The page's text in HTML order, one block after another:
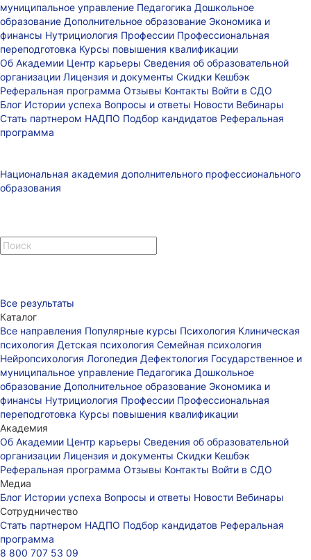
муниципальное управление Педагогика Дошкольное
образование Дополнительное образование Экономика и
финансы Нутрициология Профессии Профессиональная
переподготовка Курсы повышения квалификации
Об Академии Центр карьеры Сведения об образовательной
организации Лицензия и документы Скидки Кешбэк
Реферальная программа Отзывы Контакты Войти в СДО
Блог Истории успеха Вопросы и ответы Новости Вебинары
Стать партнером НАДПО Подбор кандидатов Реферальная
программа
Национальная академия дополнительного профессионального
образования
Все результаты
Каталог
Все направления Популярные курсы Психология Клиническая
психология Детская психология Семейная психология
Нейропсихология Логопедия Дефектология Государственное и
муниципальное управление Педагогика Дошкольное
образование Дополнительное образование Экономика и
финансы Нутрициология Профессии Профессиональная
переподготовка Курсы повышения квалификации
Академия
Об Академии Центр карьеры Сведения об образовательной
организации Лицензия и документы Скидки Кешбэк
Реферальная программа Отзывы Контакты Войти в СДО
Медиа
Блог Истории успеха Вопросы и ответы Новости Вебинары
Сотрудничество
Стать партнером НАДПО Подбор кандидатов Реферальная
программа
8 800 707 53 09